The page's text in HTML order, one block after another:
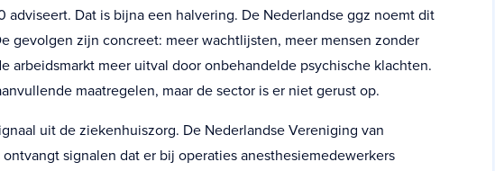
adviseert. Dat is bijna een halvering. De Nederlandse ggz noemt dit
gevolgen zijn concreet: meer wachtlijsten, meer mensen zonder
arbeidsmarkt meer uitval door onbehandelde psychische klachten.
maatregelen, maar de sector is er niet gerust op.
uit de ziekenhuiszorg. De Nederlandse Vereniging van
signalen dat er bij operaties anesthesiemedewerkers